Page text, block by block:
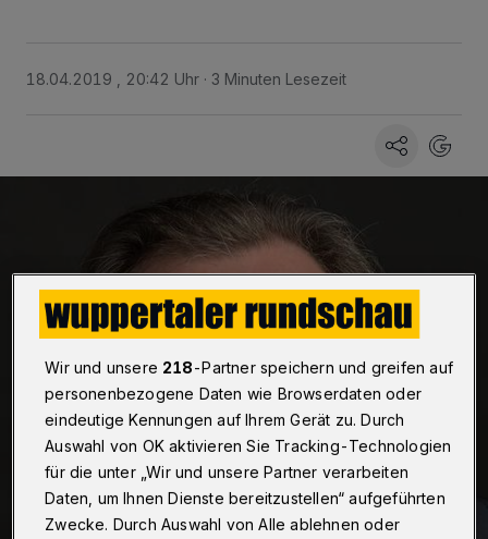
18.04.2019 , 20:42 Uhr 3 Minuten Lesezeit
Wir und unsere 218-Partner speichern und greifen auf
personenbezogene Daten wie Browserdaten oder
eindeutige Kennungen auf Ihrem Gerät zu. Durch
Auswahl von OK aktivieren Sie Tracking-Technologien
für die unter „Wir und unsere Partner verarbeiten
Daten, um Ihnen Dienste bereitzustellen“ aufgeführten
Zwecke. Durch Auswahl von Alle ablehnen oder